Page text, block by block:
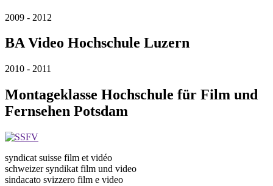
2009 - 2012
BA Video Hochschule Luzern
2010 - 2011
Montageklasse Hochschule für Film und
Fernsehen Potsdam
syndicat suisse film et vidéo
schweizer syndikat film und video
sindacato svizzero film e video